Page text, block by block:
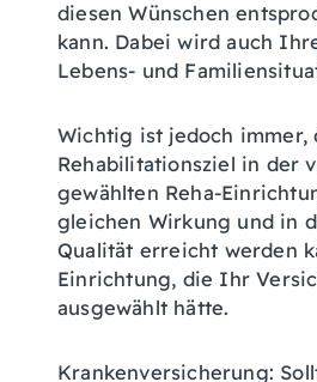
diesen Wünschen
kann. Dabei wird auch
Lebens- und
Wichtig ist jedoch immer,
Rehabilitationsziel in der
gewählten Reha-
gleichen Wirkung und in
Qualität erreicht werden
Einrichtung, die Ihr
ausgewählt hätte.
Krankenversicherung: